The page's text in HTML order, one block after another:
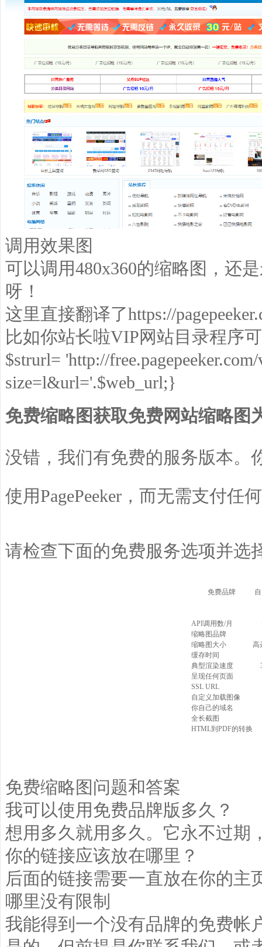
调用效果图
可以调用480x360的缩略图，还
呀！
这里直接翻译了https://
比如你站长啦VIP网站目录程序
$strurl= 'http://
size=l&url='.$web_url;}
免费缩略图获取免费网站缩略图
没错，我们有免费的服务版本。
使用PagePeeker，而无需支付任
请检查下面的免费服务选项并选
免费品牌
API调用数/月
缩略图品牌
缩略图大小
高
缓存时间
典型渲染速度
呈现任何页面
SSL URL
自定义加载图像
你自己的域名
全长截图
HTML到PDF的转换
免费缩略图问题和答案
我可以使用免费品牌版多久？
想用多久就用多久。它永不过期
你的链接应该放在哪里？
后面的链接需要一直放在你的主
哪里没有限制
我能得到一个没有品牌的免费帐